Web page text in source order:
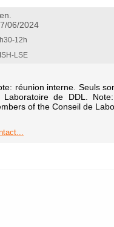
06/2024
12h
LSE
réunion interne. Seuls
Laboratoire de DDL.
of the Conseil de